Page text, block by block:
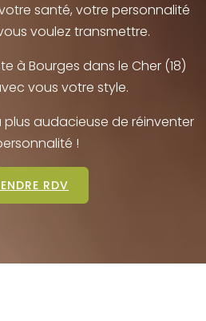
santé, votre personnalité
voulez transmettre.
à Bourges dans le Cher (18)
vous votre style.
audacieuse de réinventer
!
RDV